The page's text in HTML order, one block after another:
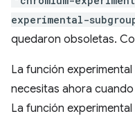
experimental-
quedaron obsoletas.
La función experimental
necesitas ahora cuando
La función experimental